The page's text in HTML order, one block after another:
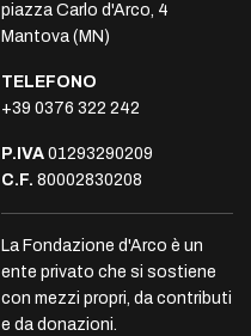
piazza Carlo d'Arco, 4
Mantova (MN)
TELEFONO
+39 0376 322 242
P.IVA 01293290209
C.F. 80002830208
La Fondazione d'Arco è un
ente privato che si sostiene
con mezzi propri, da contributi
e da donazioni.